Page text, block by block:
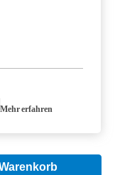
Mehr erfahren